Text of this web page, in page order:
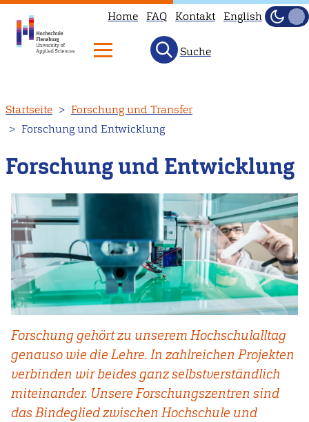
zum
Inhalt
Home FAQ Kontakt English
Hell
Suche
Startseite
Forschung und Transfer
Forschung und Entwicklung
Forschung und Entwicklung
Forschung gehört zu unserem Hochschulalltag
genauso wie die Lehre. In zahlreichen Projekten
verbinden wir beides ganz selbstverständlich
miteinander. Unsere Forschungszentren sind
das Bindeglied zwischen Hochschule und